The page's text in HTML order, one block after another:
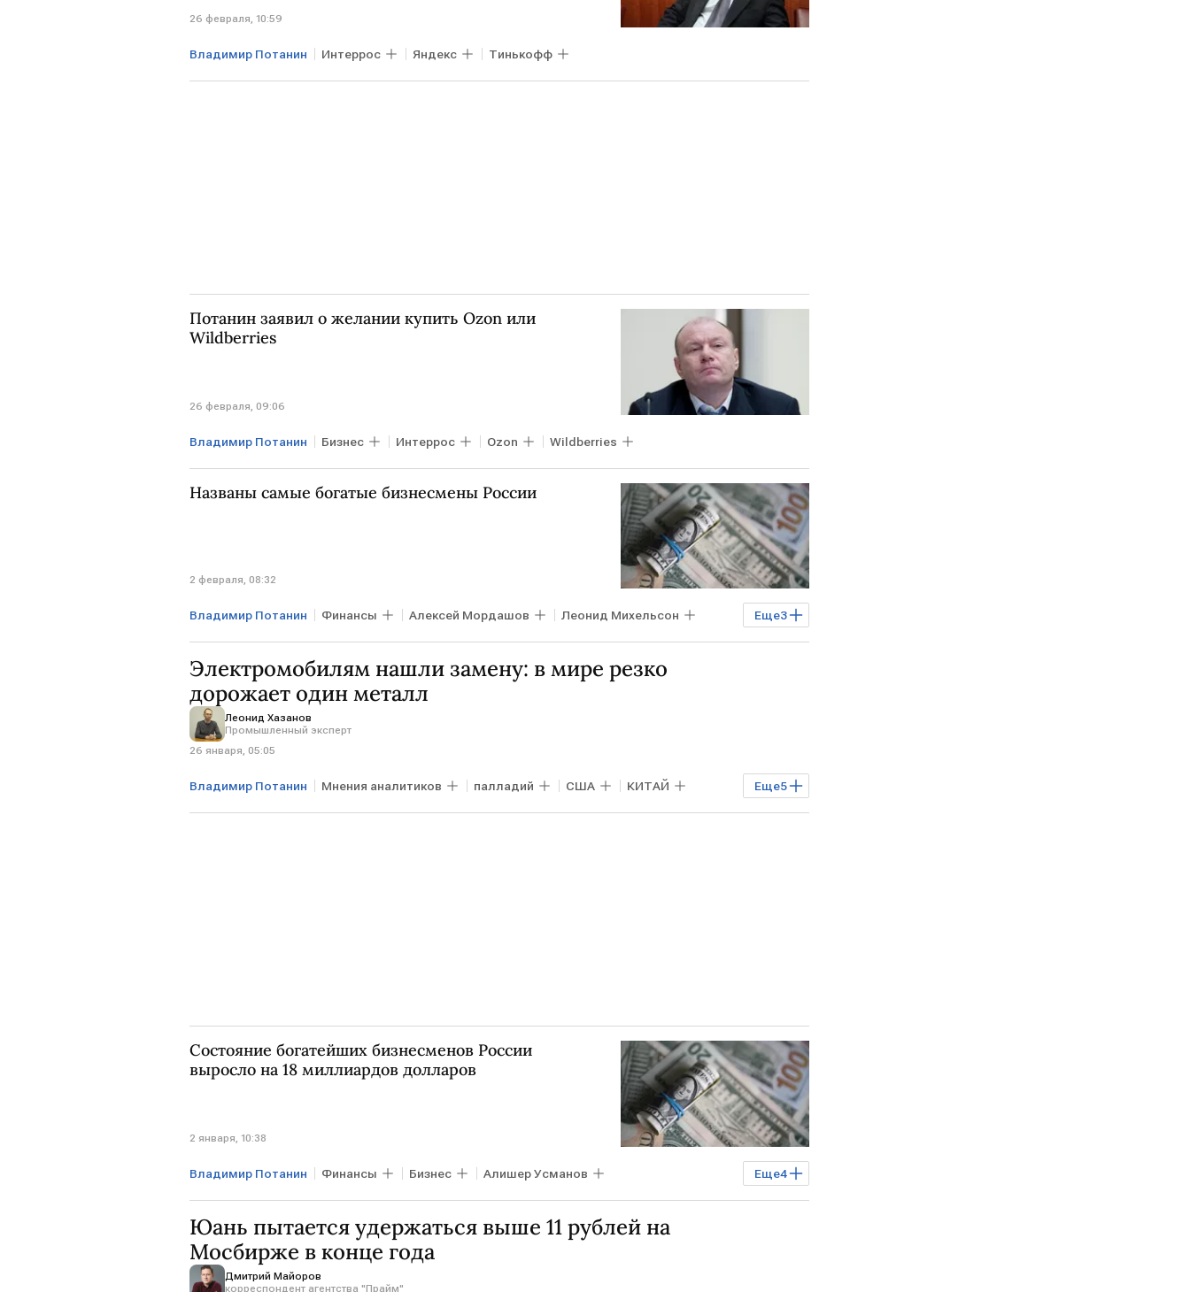
26 февраля, 10:59
Владимир Потанин Интеррос Яндекс Тинькофф
Потанин заявил о желании купить Ozon или
Wildberries
26 февраля, 09:06
Владимир Потанин Бизнес Интеррос Ozon Wildberries
Названы самые богатые бизнесмены России
2 февраля, 08:32
Еще3
Владимир Потанин Финансы Алексей Мордашов Леонид Михельсон
Новатэк Норникель Северсталь
Электромобилям нашли замену: в мире резко
дорожает один металл
Леонид Хазанов
Промышленный эксперт
26 января, 05:05
Еще5
Владимир Потанин Мнения аналитиков палладий США КИТАЙ
БЛИЖНИЙ ВОСТОК NYMEX Дональд Трамп Volkswagen Audi
Состояние богатейших бизнесменов России
выросло на 18 миллиардов долларов
2 января, 10:38
Еще4
Владимир Потанин Финансы Бизнес Алишер Усманов
Алексей Мордашов Новатэк Металлоинвест Мегафон
Юань пытается удержаться выше 11 рублей на
Мосбирже в конце года
Дмитрий Майоров
корреспондент агентства "Прайм"